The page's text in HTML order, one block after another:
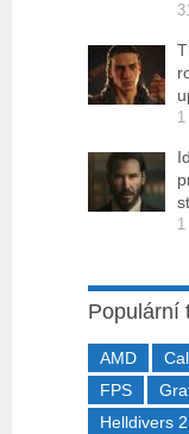
Populární
AMD
FPS
Helldivers 2